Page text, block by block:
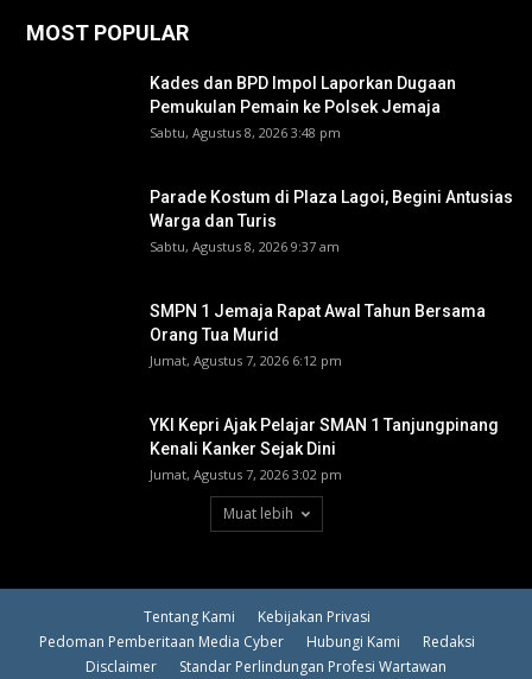
MOST POPULAR
Kades dan BPD Impol Laporkan Dugaan
Pemukulan Pemain ke Polsek Jemaja
Sabtu, Agustus 8, 2026 3:48 pm
Parade Kostum di Plaza Lagoi, Begini Antusias
Warga dan Turis
Sabtu, Agustus 8, 2026 9:37 am
SMPN 1 Jemaja Rapat Awal Tahun Bersama
Orang Tua Murid ‎
Jumat, Agustus 7, 2026 6:12 pm
YKI Kepri Ajak Pelajar SMAN 1 Tanjungpinang
Kenali Kanker Sejak Dini
Jumat, Agustus 7, 2026 3:02 pm
Muat lebih
Tentang Kami
Kebijakan Privasi
Pedoman Pemberitaan Media Cyber
Hubungi Kami
Redaksi
Disclaimer
Standar Perlindungan Profesi Wartawan